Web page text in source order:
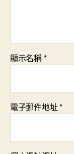
顯示名稱*
電子郵件地址*